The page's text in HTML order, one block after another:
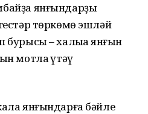
янғындарҙы
төркөмө эшләй
– халыҡҡа янғын
мотлаҡ үтәү
янғындарға бәйле